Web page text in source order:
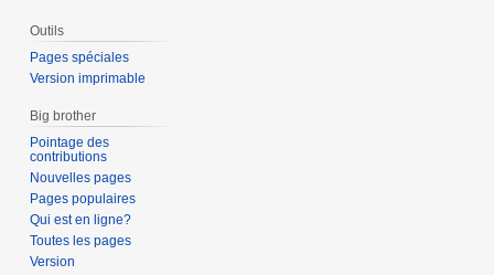
Outils
Pages spéciales
Version imprimable
Big brother
Pointage des
contributions
Nouvelles pages
Pages populaires
Qui est en ligne?
Toutes les pages
Version